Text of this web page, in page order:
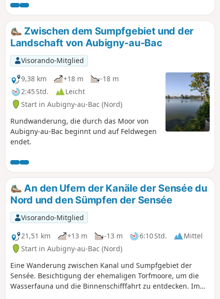
l'Écluse, ein Hausboot mit ungewöhnlicher
Nutzung, den Canal du Nord mit der Schleuse
von Palluel und Wanderwege inmitten der
Natur entdecken.
Zwischen dem Sumpfgebiet und der
Landschaft von Aubigny-au-Bac
Visorando-Mitglied
9,38 km
+18 m
-18 m
2:45 Std.
Leicht
Start in Aubigny-au-Bac (Nord)
Rundwanderung, die durch das Moor von
Aubigny-au-Bac beginnt und auf Feldwegen
endet.
An den Ufern der Kanäle der Sensée du
Nord und den Sümpfen der Sensée
Visorando-Mitglied
21,51 km
+13 m -13 m 6:10 Std.
Mittel
Start in Aubigny-au-Bac (Nord)
Eine Wanderung zwischen Kanal und Sumpfgebiet der
Sensée. Besichtigung der ehemaligen Torfmoore, um die
Wasserfauna und die Binnenschifffahrt zu entdecken. Im